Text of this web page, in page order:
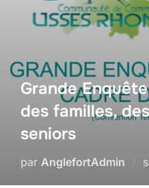
Grande
des familles,
seniors
par AnglefortAdmin